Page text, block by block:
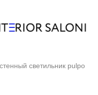
светильник pulpo